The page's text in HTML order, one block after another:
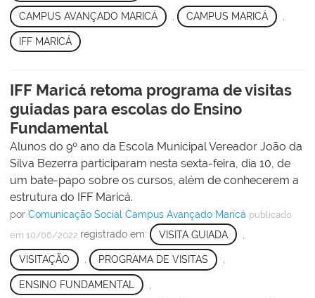
CAMPUS AVANÇADO MARICÁ , CAMPUS MARICÁ ,
IFF MARICÁ
IFF Maricá retoma programa de visitas
guiadas para escolas do Ensino
Fundamental
Alunos do 9º ano da Escola Municipal Vereador João da
Silva Bezerra participaram nesta sexta-feira, dia 10, de
um bate-papo sobre os cursos, além de conhecerem a
estrutura do IFF Maricá.
por Comunicação Social Campus Avançado Maricá publicado
em 10/06/2022 registrado em: VISITA GUIADA
VISITAÇÃO , PROGRAMA DE VISITAS ,
ENSINO FUNDAMENTAL